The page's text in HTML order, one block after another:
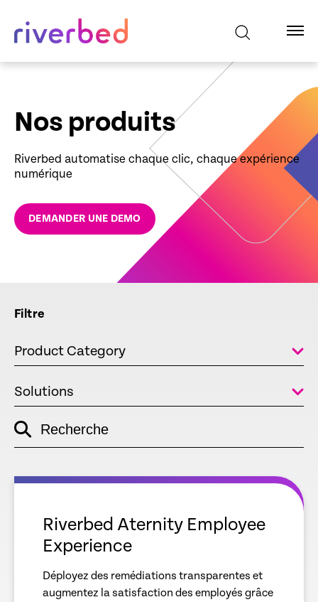
Nos produits
Riverbed automatise chaque clic, chaque expérience
numérique
DEMANDER UNE DEMO
Filtre
Product Category
Solutions
empty
link
Recherche
empty
Riverbed Aternity Employee
Experience
Déployez des remédiations transparentes et
augmentez la satisfaction des employés grâce